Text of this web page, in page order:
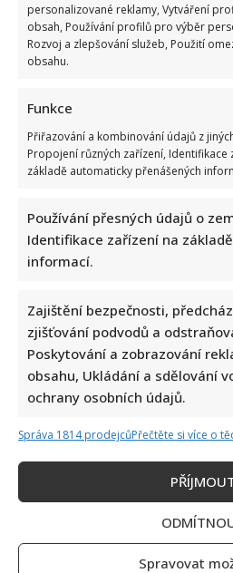
personalizované reklamy, Vytváření
obsah, Používání profilů pro výběr
Rozvoj a zlepšování služeb, Použití
obsahu.
Funkce
Přiřazování a kombinování údajů z
Propojení různých zařízení, Identifikace
základě automaticky přenášených
Používání přesných údajů o
Identifikace zařízení na
informací.
Zajištění bezpečnosti,
zjišťování podvodů a
Poskytování a zobrazování
obsahu, Ukládání a sdělování
ochrany osobních údajů.
Správa 1814 prodejcůPřečtěte si více o
Spravovat